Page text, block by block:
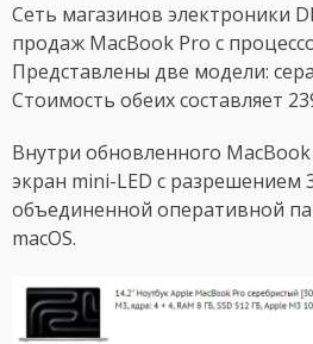
Сеть магазинов электроники
продаж MacBook Pro с
Представлены две модели:
Стоимость обеих составляет
Внутри обновленного
экран mini-LED с разрешением
объединенной оперативной
macOS.